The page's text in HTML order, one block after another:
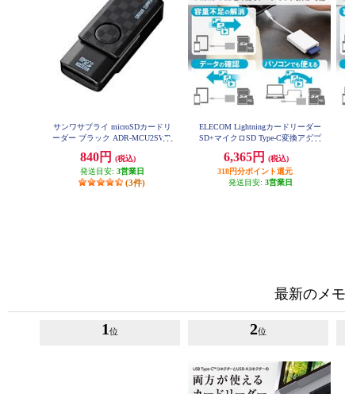
サンワサプライ microSDカードリ
ーダー ブラック ADR-MCU2SWB
840円
(税込)
発送目安: 3営業日
(3件)
ELECOM Lightningカードリーダー
SD+マイクロSD Type-C変換アダプ
MR-LC201WH
6,365円
(税込)
318円分ポイント還元
発送目安: 3営業日
最新のメ
1 位 2位